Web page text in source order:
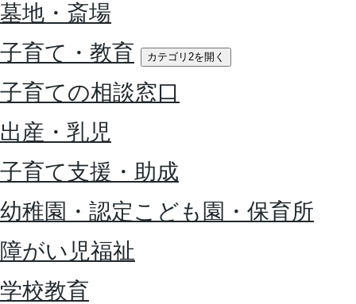
墓地・斎場
子育て・教育
カテゴリ2を開く
子育ての相談窓口
出産・乳児
子育て支援・助成
幼稚園・認定こども園・保育所
障がい児福祉
学校教育